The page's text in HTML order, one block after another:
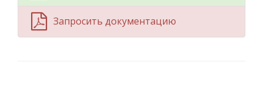
Запросить документацию